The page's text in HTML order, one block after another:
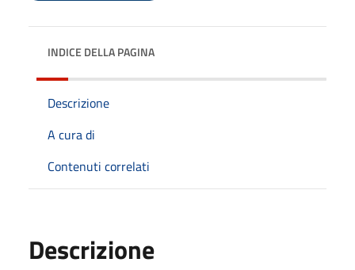
INDICE DELLA PAGINA
Descrizione
A cura di
Contenuti correlati
Descrizione